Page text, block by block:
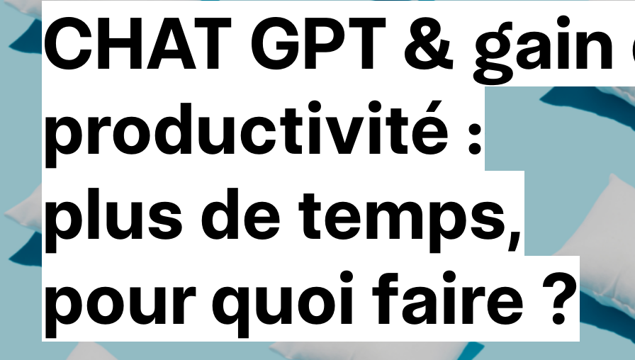
CHAT GPT & gain
productivité :
plus de temps,
pour quoi faire ?